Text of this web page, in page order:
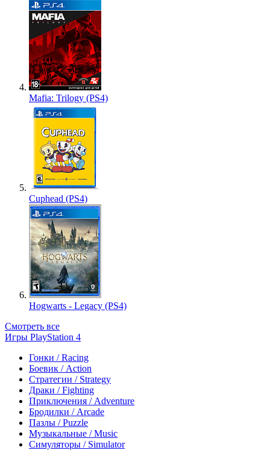
Mafia: Trilogy (PS4)
Cuphead (PS4)
Hogwarts - Legacy (PS4)
Смотреть все
Игры PlayStation 4
Гонки / Racing
Боевик / Action
Стратегии / Strategy
Драки / Fighting
Приключения / Adventure
Бродилки / Arcade
Пазлы / Puzzle
Музыкальные / Music
Симуляторы / Simulator